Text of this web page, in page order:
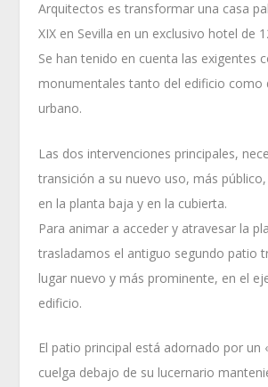
Arquitectos es transformar una casa
XIX en Sevilla en un exclusivo hotel de
Se han tenido en cuenta las exigentes
monumentales tanto del edificio como
urbano.
Las dos intervenciones principales,
transición a su nuevo uso, más
en la planta baja y en la cubierta.
Para animar a acceder y atravesar la
trasladamos el antiguo segundo patio
lugar nuevo y más prominente, en el
edificio.
El patio principal está adornado por un
cuelga debajo de su lucernario